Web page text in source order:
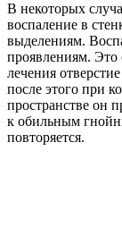
В некоторых
воспаление в
выделениям.
проявлениям. Это
лечения
после этого при
пространстве он
к обильным
повторяется.